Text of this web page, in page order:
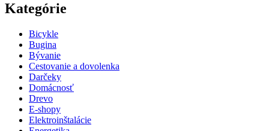
Kategórie
Bicykle
Bugina
Bývanie
Cestovanie a dovolenka
Darčeky
Domácnosť
Drevo
E-shopy
Elektroinštalácie